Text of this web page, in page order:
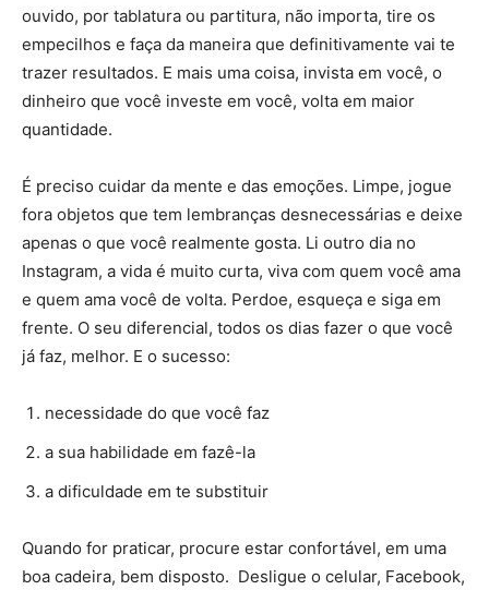
ouvido, por tablatura ou partitura, não importa, tire os
empecilhos e faça da maneira que definitivamente vai te
trazer resultados. E mais uma coisa, invista em você, o
dinheiro que você investe em você, volta em maior
quantidade.
É preciso cuidar da mente e das emoções. Limpe, jogue
fora objetos que tem lembranças desnecessárias e deixe
apenas o que você realmente gosta. Li outro dia no
Instagram, a vida é muito curta, viva com quem você ama
e quem ama você de volta. Perdoe, esqueça e siga em
frente. O seu diferencial, todos os dias fazer o que você
já faz, melhor. E o sucesso:
necessidade do que você faz
a sua habilidade em fazê-la
a dificuldade em te substituir
Quando for praticar, procure estar confortável, em uma
boa cadeira, bem disposto. Desligue o celular, Facebook,